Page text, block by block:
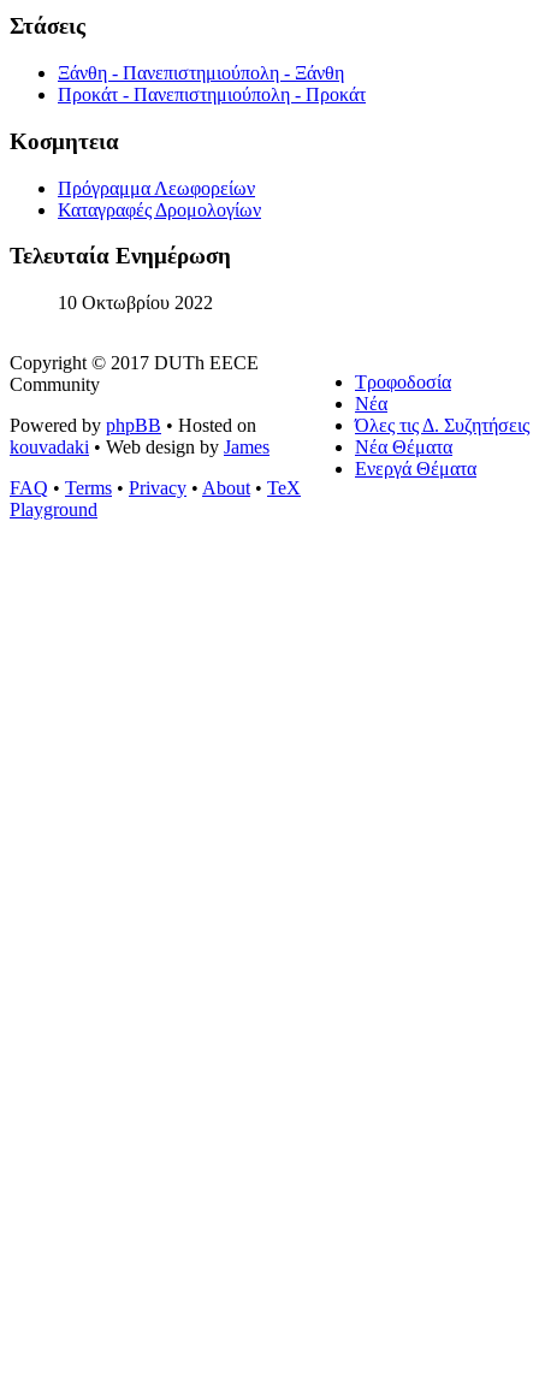
Στάσεις
Ξάνθη - Πανεπιστημιούπολη - Ξάνθη
Προκάτ - Πανεπιστημιούπολη - Προκάτ
Κοσμητεια
Πρόγραμμα Λεωφορείων
Καταγραφές Δρομολογίων
Τελευταία Ενημέρωση
10 Οκτωβρίου 2022
Τροφοδοσία
Νέα
Όλες τις Δ. Συζητήσεις
Νέα Θέματα
Ενεργά Θέματα
Copyright © 2017 DUTh EECE
Community
Powered by phpBB • Hosted on
kouvadaki • Web design by James
FAQ • Terms • Privacy • About • TeX
Playground